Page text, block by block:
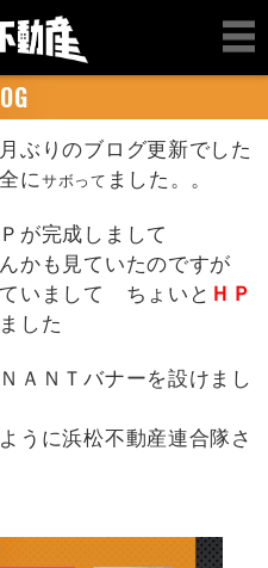
ぶりのブログ更新でした
にサボって ました。。
が完成しまして
かも見ていたのですが
いまして ちょいと ＨＰ
した
ＡＮＴバナーを設けまし
うに浜松不動産連合隊さ